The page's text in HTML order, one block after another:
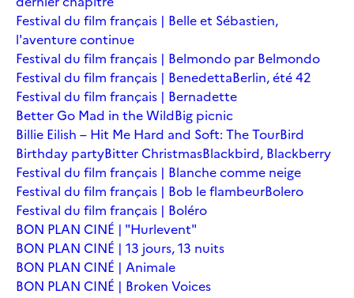
Festival du film français | Belle et Sébastien,
l'aventure continue
Festival du film français | Belmondo par Belmondo
Festival du film français | BenedettaBerlin, été 42
Festival du film français | Bernadette
Better Go Mad in the WildBig picnic
Billie Eilish – Hit Me Hard and Soft: The TourBird
Birthday partyBitter ChristmasBlackbird, Blackberry
Festival du film français | Blanche comme neige
Festival du film français | Bob le flambeurBolero
Festival du film français | Boléro
BON PLAN CINÉ | "Hurlevent"
BON PLAN CINÉ | 13 jours, 13 nuits
BON PLAN CINÉ | Animale
BON PLAN CINÉ | Broken Voices